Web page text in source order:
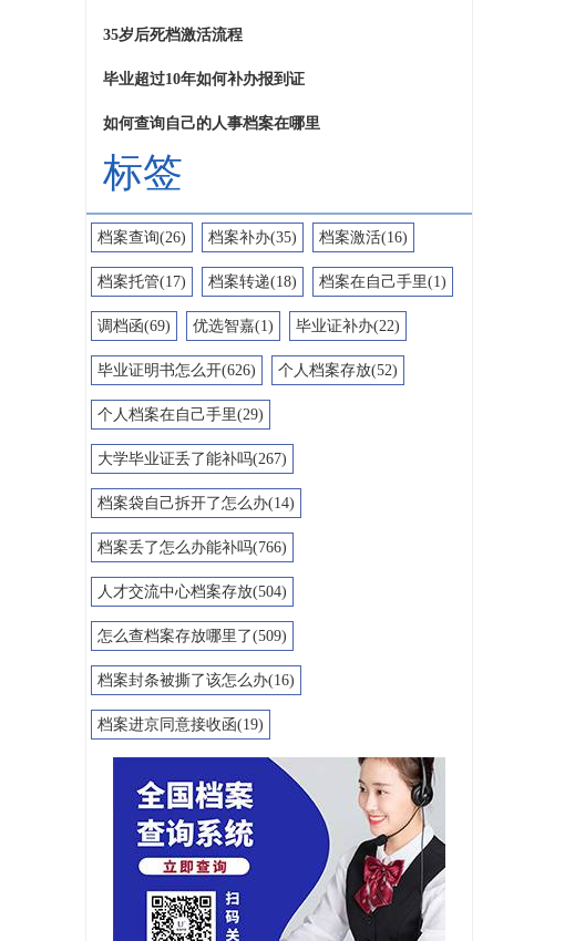
35岁后死档激活流程
毕业超过10年如何补办报到证
如何查询自己的人事档案在哪里
标签
档案查询(26) 档案补办(35) 档案激活(16)
档案托管(17) 档案转递(18) 档案在自己手里(1)
调档函(69) 优选智嘉(1) 毕业证补办(22)
毕业证明书怎么开(626) 个人档案存放(52)
个人档案在自己手里(29)
大学毕业证丢了能补吗(267)
档案袋自己拆开了怎么办(14)
档案丢了怎么办能补吗(766)
人才交流中心档案存放(504)
怎么查档案存放哪里了(509)
档案封条被撕了该怎么办(16)
档案进京同意接收函(19)